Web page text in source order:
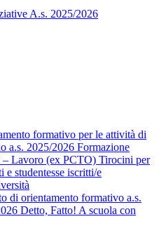
A.s. 2025/2026
formativo per le attività di
a.s. 2025/2026 Formazione
– Lavoro (ex PCTO) Tirocini per
e studentesse iscritti/e
di orientamento formativo a.s.
Detto, Fatto! A scuola con